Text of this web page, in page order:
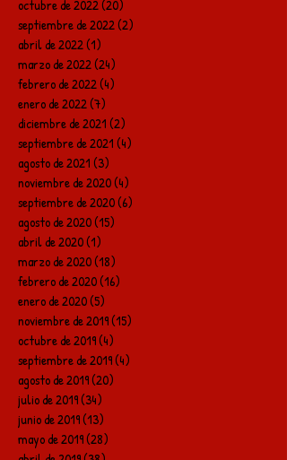
octubre de 2022(20)
septiembre de 2022(2)
abril de 2022(1)
marzo de 2022(24)
febrero de 2022(4)
enero de 2022(7)
diciembre de 2021(2)
septiembre de 2021(4)
agosto de 2021(3)
noviembre de 2020(4)
septiembre de 2020(6)
agosto de 2020(15)
abril de 2020(1)
marzo de 2020(18)
febrero de 2020(16)
enero de 2020(5)
noviembre de 2019(15)
octubre de 2019(4)
septiembre de 2019(4)
agosto de 2019(20)
julio de 2019(34)
junio de 2019(13)
mayo de 2019(28)